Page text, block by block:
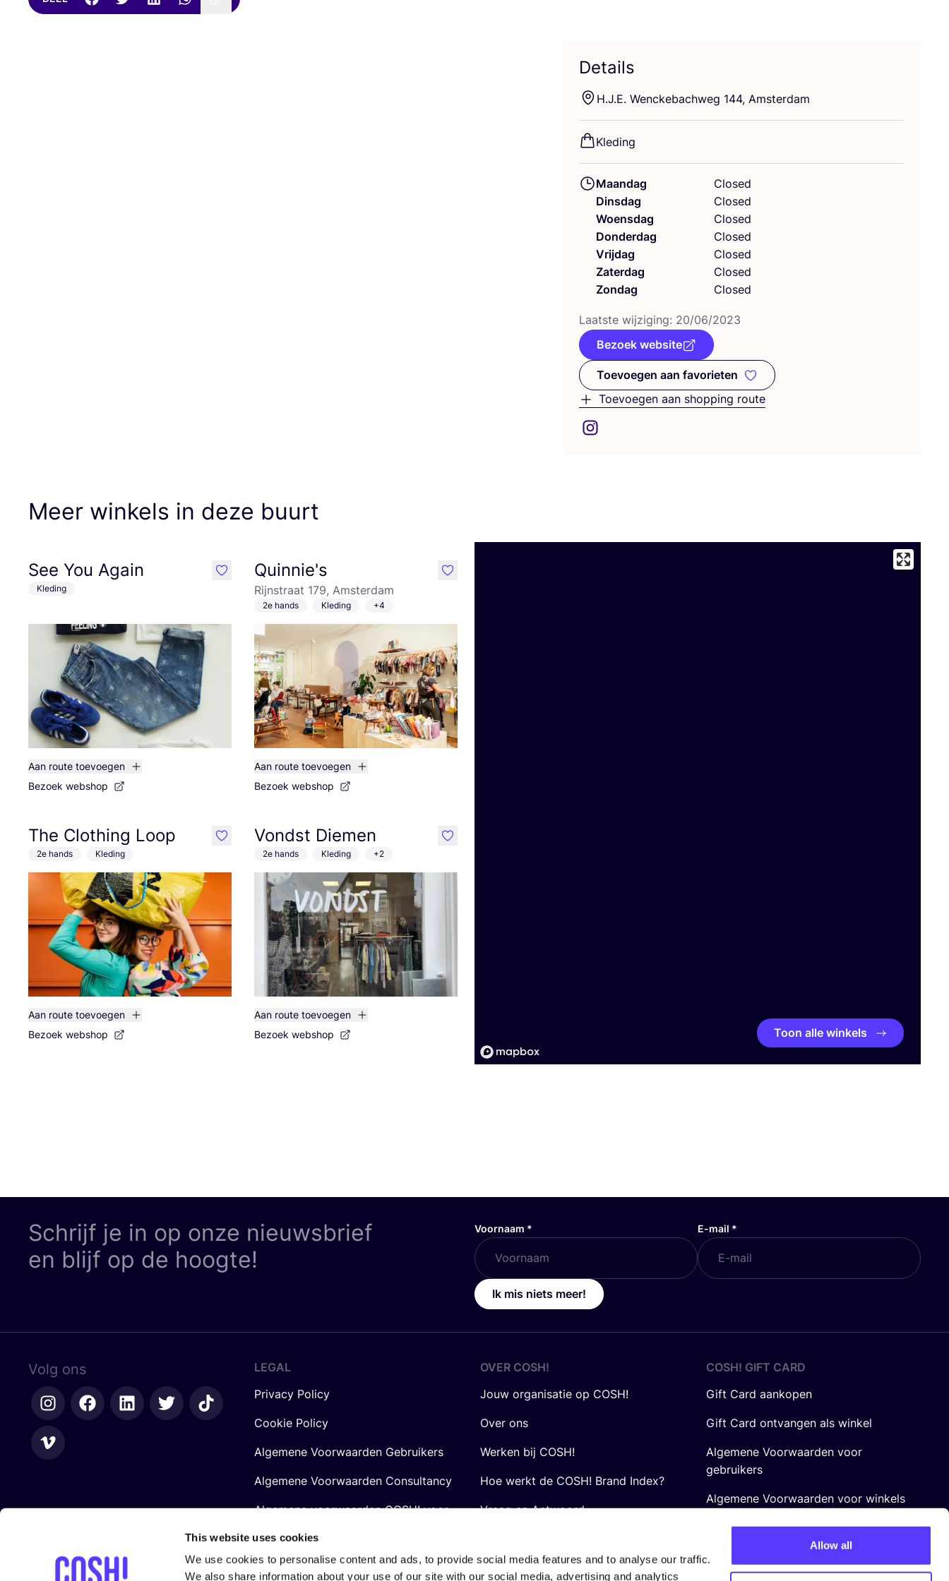
This website uses cookies
We use cookies to personalise content and ads, to provide social media features and to analyse our traffic.
We also share information about your use of our site with our social media, advertising and analytics
Allow all
Details
H.J.E. Wen­c­ke­bach­weg 144, Amsterdam
Kle­ding
Maandag
Closed
Dinsdag
Closed
Woensdag
Closed
Donderdag
Closed
Vrijdag
Closed
Zaterdag
Closed
Zondag
Closed
Laat­ste wij­zi­ging: 20/06/2023
Bezoek website
Toevoegen aan favorieten
Toevoegen aan favorieten
Toevoegen aan shopping route
Meer winkels in deze buurt
See You Again
Kleding
Aan route toevoegen
Bezoek webshop
like Quinnie's
Rijnstraat 179, Amsterdam
2e hands Kleding +4
Aan route toevoegen
Bezoek webshop
like
The Clothing Loop
2e hands Kleding
Aan route toevoegen
Bezoek webshop
like Vondst Diemen
2e hands Kleding +2
Aan route toevoegen
Bezoek webshop
like
Toon alle winkels
Schrijf je in op onze nieuwsbrief
en blijf op de hoogte!
Voornaam * E-mail *
Ik mis niets meer!
Volg ons
LEGAL
Privacy Policy
Cookie Policy
Algemene Voorwaarden Gebruikers
Algemene Voorwaarden Consultancy
Algemene voorwaarden COSH! voor
OVER COSH!
Jouw organisatie op COSH!
Over ons
Werken bij COSH!
Hoe werkt de COSH! Brand Index?
Vraag en Antwoord
COSH! GIFT CARD
Gift Card aankopen
Gift Card ontvangen als winkel
Algemene Voorwaarden voor
gebruikers
Algemene Voorwaarden voor winkels